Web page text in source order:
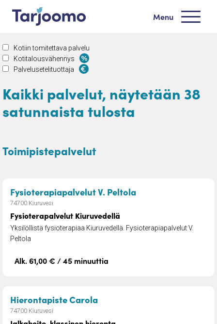
Siirry sisältöön
Menu
Kotiin tomitettava palvelu
Kotitalousvähennys
Palvelusetelituottaja
Kaikki palvelut, näytetään 38
satunnaista tulosta
Toimipistepalvelut
Fysioterapiapalvelut V. Peltola–
74700 Kiuruvesi
Fysioterapalvelut Kiuruvedellä
Yksilöllistä fysioterapiaa Kiuruvedellä. Fysioterapiapalvelut V.
Peltola
Alk. 61,00 € / 45 minuuttia
Hierontapiste Carola– Jalkahoito, klassinen
74700 Kiuruvesi